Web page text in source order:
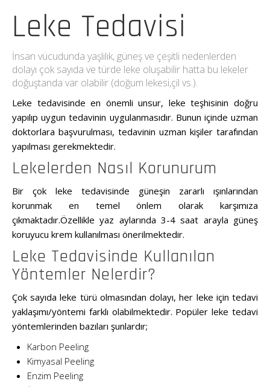
Leke Tedavisi
İnsan vücudunda yaşlılık, güneş ve çeşitli nedenlerden
dolayı çok sayıda ve türde leke oluşabilir hatta bu lekeler
doğuştanda var olabilir (doğum lekesi,çil vs.).
Leke tedavisinde en önemli unsur, leke teşhisinin doğru
yapılıp uygun tedavinin uygulanmasıdır. Bunun içinde uzman
doktorlara başvurulması, tedavinin uzman kişiler tarafından
yapılması gerekmektedir.
Lekelerden Nasıl Korunurum
Bir çok leke tedavisinde güneşin zararlı ışınlarından
korunmak en temel önlem olarak karşımıza
çıkmaktadır.Özellikle yaz aylarında 3-4 saat arayla güneş
koruyucu krem kullanılması önerilmektedir.
Leke Tedavisinde Kullanılan
Yöntemler Nelerdir?
Çok sayıda leke türü olmasından dolayı, her leke için tedavi
yaklaşımı/yöntemi farklı olabilmektedir. Popüler leke tedavi
yöntemlerinden bazıları şunlardır;
Karbon Peeling
Kimyasal Peeling
Enzim Peeling